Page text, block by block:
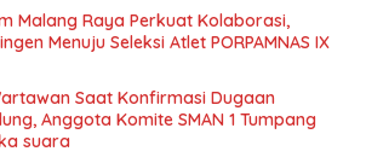
Malang Raya Perkuat Kolaborasi,
Menuju Seleksi Atlet PORPAMNAS IX
Saat Konfirmasi Dugaan
Anggota Komite SMAN 1 Tumpang
suara